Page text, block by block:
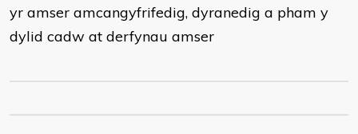
yr amser amcangyfrifedig, dyranedig a pham y
dylid cadw at derfynau amser